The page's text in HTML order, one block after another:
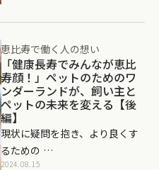
恵比寿で働く人の想い
「健康長寿でみんなが恵比
寿顔！」ペットのためのワ
ンダーランドが、飼い主と
ペットの未来を変える【後
編】
現状に疑問を抱き、より良くす
るための …
2024.08.15